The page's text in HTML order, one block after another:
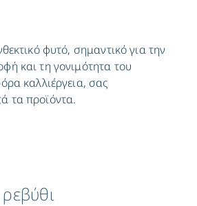
φυτό, σημαντικό για την
και τη γονιμότητα του
καλλιέργεια, σας
τα προϊόντα.